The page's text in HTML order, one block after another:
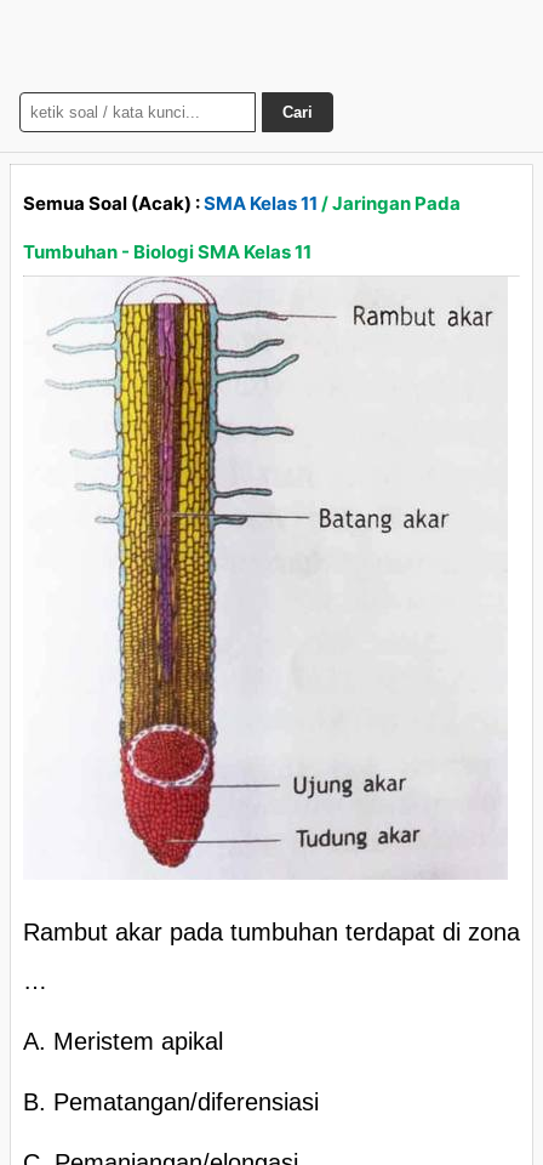
Cari
Semua Soal (Acak) :SMA Kelas 11 / Jaringan Pada
Tumbuhan - Biologi SMA Kelas 11
Rambut akar pada tumbuhan terdapat di zona
…
A. Meristem apikal
B. Pematangan/diferensiasi